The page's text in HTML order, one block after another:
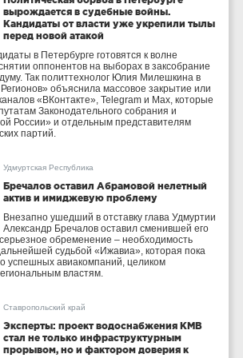
вырождается в судебные войны.
Кандидаты от власти уже укрепили тылы
перед новой атакой
в Петербурге готовятся к волне
оппонентов на выборах в заксобрание
Так политтехнолог Юлия Милешкина в
объяснила массовое закрытие или
«ВКонтакте», Telegram и Max, которые
Законодательного собрания и
России» и отдельным представителям
партий.
Удмуртская Республика
Бречалов оставил Абрамовой нелетный
актив и имиджевую проблему
Внезапно ушедший в отставку глава Удмуртии
Александр Бречалов оставил сменившей его
обременение – необходимость
судьбой «Ижавиа», которая пока
успешных авиакомпаний, целиком
властям.
Ставропольский край
Эксперты: проект водоснабжения КМВ
стал не только инфраструктурным
прорывом, но и фактором доверия к